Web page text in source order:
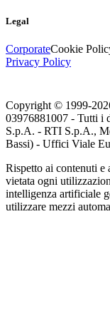
Legal
CorporateCookie
Privacy Policy
Copyright © 1999-
03976881007 - Tutti i
S.p.A. - RTI S.p.A.,
Bassi) - Uffici Viale
Rispetto ai contenuti e
vietata ogni
intelligenza artificiale
utilizzare mezzi